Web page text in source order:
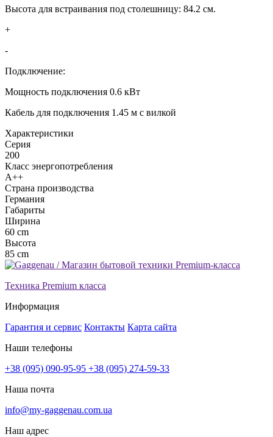
Высота для встраивания под столешницу: 84.2 см.
+
-
Подключение:
Мощность подключения 0.6 кВт
Кабель для подключения 1.45 м с вилкой
Xарактеристики
Серия
200
Класс энергопотребления
A++
Страна производства
Германия
Габариты
Ширина
60 cm
Высота
85 cm
Техника Premium класса
Информация
Гарантия и сервис Контакты Карта сайта
Наши телефоны
+38 (095) 090-95-95 +38 (095) 274-59-33
Наша почта
info@my-gaggenau.com.ua
Наш адрес